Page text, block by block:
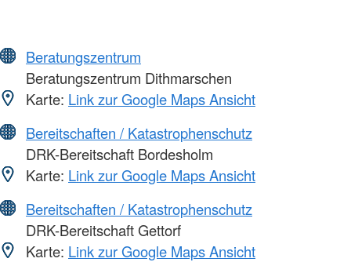
Beratungszentrum
Beratungszentrum Dithmarschen
Karte: Link zur Google Maps Ansicht
Bereitschaften / Katastrophenschutz
DRK-Bereitschaft Bordesholm
Karte: Link zur Google Maps Ansicht
Bereitschaften / Katastrophenschutz
DRK-Bereitschaft Gettorf
Karte: Link zur Google Maps Ansicht